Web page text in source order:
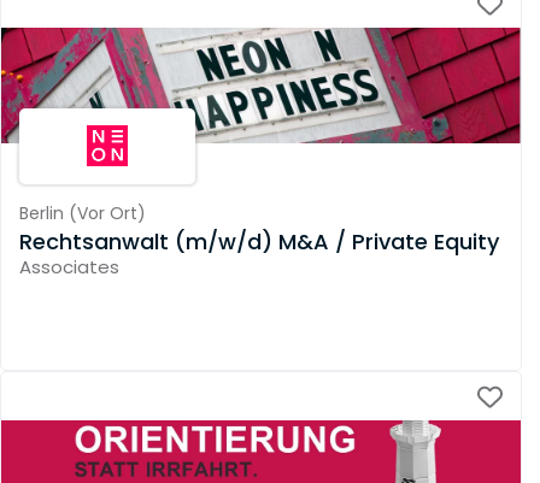
Berlin (Vor Ort)
Rechtsanwalt (m/w/d) M&A / Private Equity
Associates